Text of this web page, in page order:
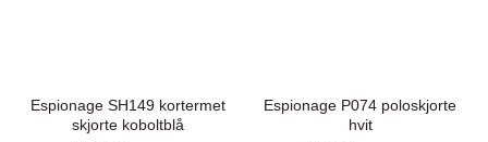
Espionage SH149 kortermet
skjorte koboltblå
Espionage P074 poloskjorte
hvit